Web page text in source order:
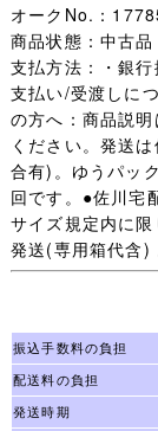
長袖ブラウス：
セーター：肩幅
材 アクリル 70
ニットベスト：
リル 50％ 綿 50
冬スカート：W
冬スカート(チェ
51cm
夏スカート：W
オークNo.：
商品状態：中古品
支払方法：・銀
支払い/受渡しに
の方へ：商品説
ください。発送
合有)。ゆうパッ
回です。●佐川宅
サイズ規定内に
発送(専用箱代含)
振込手数料の負担
配送料の負担
発送時期